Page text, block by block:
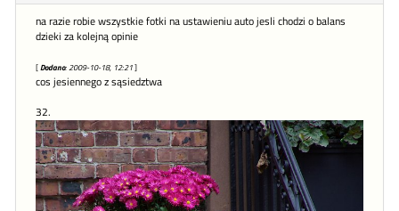
na razie robie wszystkie fotki na ustawieniu auto jesli chodzi o balans
dzieki za kolejną opinie
[ Dodano: 2009-10-18, 12:21]
cos jesiennego z sąsiedztwa
32.